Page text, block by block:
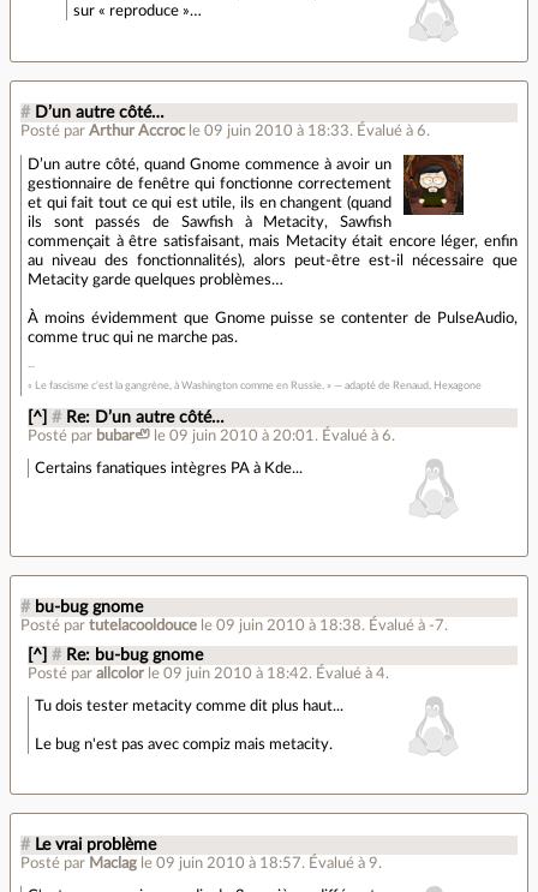
sur « reproduce »…
# D’un autre côté…
Posté par Arthur Accroc le 09 juin 2010 à 18:33. Évalué à 6.
D’un autre côté, quand Gnome commence à avoir un
gestionnaire de fenêtre qui fonctionne correctement
et qui fait tout ce qui est utile, ils en changent (quand
ils sont passés de Sawfish à Metacity, Sawfish
commençait à être satisfaisant, mais Metacity était encore léger, enfin
au niveau des fonctionnalités), alors peut-être est-il nécessaire que
Metacity garde quelques problèmes…
À moins évidemment que Gnome puisse se contenter de PulseAudio,
comme truc qui ne marche pas.
« Le fascisme c’est la gangrène, à Washington comme en Russie. » — adapté de Renaud, Hexagone
[^] # Re: D’un autre côté…
Posté par bubar🦥 le 09 juin 2010 à 20:01 . Évalué à6.
Certains fanatiques intègres PA à Kde...
# bu-bug gnome
Posté par tutelacooldouce le 09 juin 2010 à 18:38. Évalué à -7.
[^] # Re: bu-bug gnome
Posté parallcolor le 09 juin 2010 à 18:42. Évalué à4.
Tu dois tester metacity comme dit plus haut...
Le bug n'est pas avec compiz mais metacity.
# Le vrai problème
Posté par Maclag le 09 juin 2010 à 18:57. Évalué à 9.